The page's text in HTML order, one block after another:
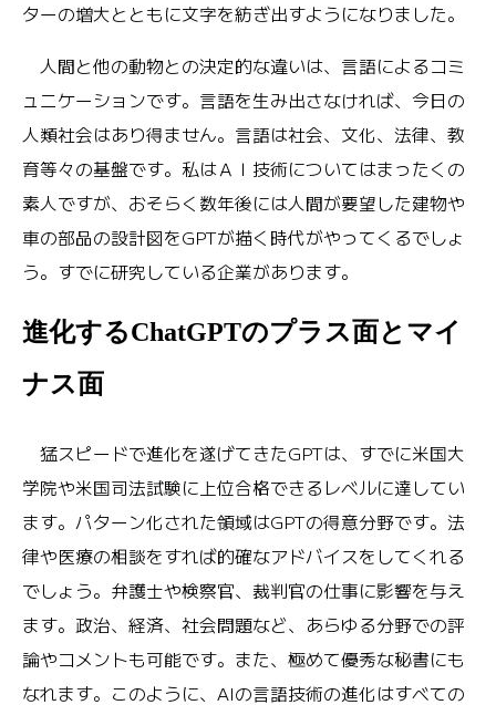
ターの増大とともに文字を紡ぎ出すようになりました。
人間と他の動物との決定的な違いは、言語によるコミ
ュニケーションです。言語を生み出さなければ、今日の
人類社会はあり得ません。言語は社会、文化、法律、教
育等々の基盤です。私はＡＩ技術についてはまったくの
素人ですが、おそらく数年後には人間が要望した建物や
車の部品の設計図をGPTが描く時代がやってくるでしょ
う。すでに研究している企業があります。
進化するChatGPTのプラス面とマイ
ナス面
猛スピードで進化を遂げてきたGPTは、すでに米国大
学院や米国司法試験に上位合格できるレベルに達してい
ます。パターン化された領域はGPTの得意分野です。法
律や医療の相談をすれば的確なアドバイスをしてくれる
でしょう。弁護士や検察官、裁判官の仕事に影響を与え
ます。政治、経済、社会問題など、あらゆる分野での評
論やコメントも可能です。また、極めて優秀な秘書にも
なれます。このように、AIの言語技術の進化はすべての